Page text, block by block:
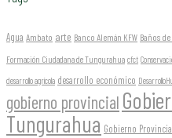
Agua Ambato arte Banco Alemán KFW Baños
Formación Ciudadana de Tungurahua cfct
desarrollo agrícola desarrollo económico
gobierno provincial
Tungurahua Gobierno